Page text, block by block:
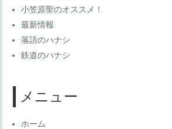
小笠原聖のオススメ！
最新情報
落語のハナシ
鉄道のハナシ
メニュー
ホーム